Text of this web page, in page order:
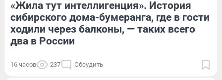
«Жила тут интеллигенция». История
сибирского дома-бумеранга, где в гости
ходили через балконы, — таких всего
два в России
16 часов 237 Обсудить